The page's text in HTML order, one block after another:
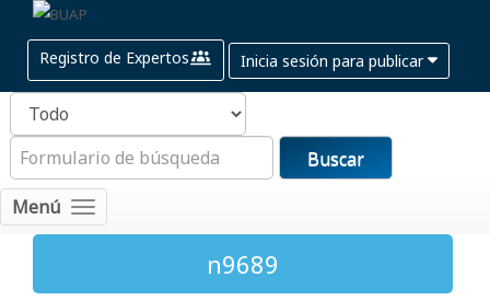
Registro de Expertos Inicia sesión para publicar
Buscar
Menú
n9689